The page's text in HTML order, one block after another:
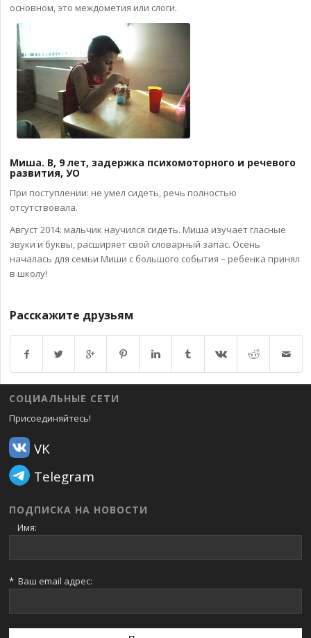
основном, это междометия или слоги.
Миша. В, 9 лет, задержка психомоторного и речевого
развития, УО
При поступлении: не умел сидеть, речь полностью
отсутствовала.
Август 2014: мальчик научился сидеть. Миша изучает гласные
звуки и буквы, расширяет свой словарный запас. Осень
началась для семьи Миши с большого события – ребенка принял
в школу!
Расскажите друзьям
Возврат к списку
СОЦИАЛЬНЫЕ СЕТИ
Присоединяйтесь!
VK
Telegram
ПОДПИСКА НА НОВОСТИ
Имя:
* Ваш email адрес: